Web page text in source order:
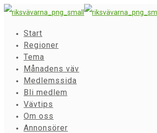
Start
Regioner
Tema
Månadens väv
Medlemssida
Bli medlem
Vävtips
Om oss
Annonsörer